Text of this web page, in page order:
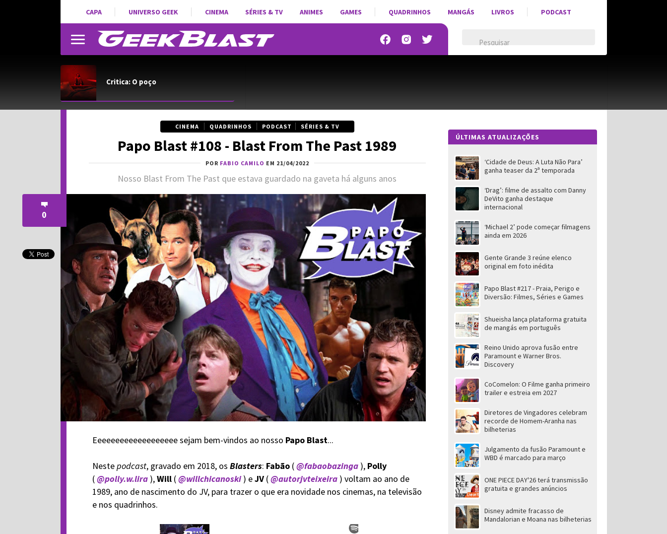
CAPA UNIVERSO GEEK CINEMA SÉRIES & TV ANIMES GAMES QUADRINHOS MANGÁS LIVROS PODCAST
Critica: O poço
CINEMA QUADRINHOS PODCAST SÉRIES & TV
Papo Blast #108 - Blast From The Past 1989
POR FABIO CAMILO EM 21/04/2022
Nosso Blast From The Past que estava guardado na gaveta há alguns anos
Eeeeeeeeeeeeeeeeeee sejam bem-vindos ao nosso Papo Blast...
Nestepodcast, gravado em 2018, os Blasters: Fabão(@fabaobazinga), Polly
(@polly.w.lira),Will (@willchicanoski) eJV(@autorjvteixeira) voltam ao ano de
1989, ano de nascimento do JV, para trazer o que era novidade nos cinemas, na televisão
e nos quadrinhos.
0
ÚLTIMAS ATUALIZAÇÕES
‘Cidade de Deus: A Luta Não Para’
ganha teaser da 2ª temporada
‘Drag’: filme de assalto com Danny
DeVito ganha destaque
internacional
‘Michael 2’ pode começar filmagens
ainda em 2026
Gente Grande 3 reúne elenco
original em foto inédita
Papo Blast #217 - Praia, Perigo e
Diversão: Filmes, Séries e Games
Shueisha lança plataforma gratuita
de mangás em português
Reino Unido aprova fusão entre
Paramount e Warner Bros.
Discovery
CoComelon: O Filme ganha primeiro
trailer e estreia em 2027
Diretores de Vingadores celebram
recorde de Homem-Aranha nas
bilheterias
Julgamento da fusão Paramount e
WBD é marcado para março
ONE PIECE DAY'26 terá transmissão
gratuita e grandes anúncios
Disney admite fracasso de
Mandalorian e Moana nas bilheterias